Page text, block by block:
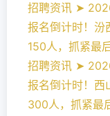
招聘资讯 ➤
报名倒计时！汾
150人，抓紧最
招聘资讯 ➤
报名倒计时！西
300人，抓紧最